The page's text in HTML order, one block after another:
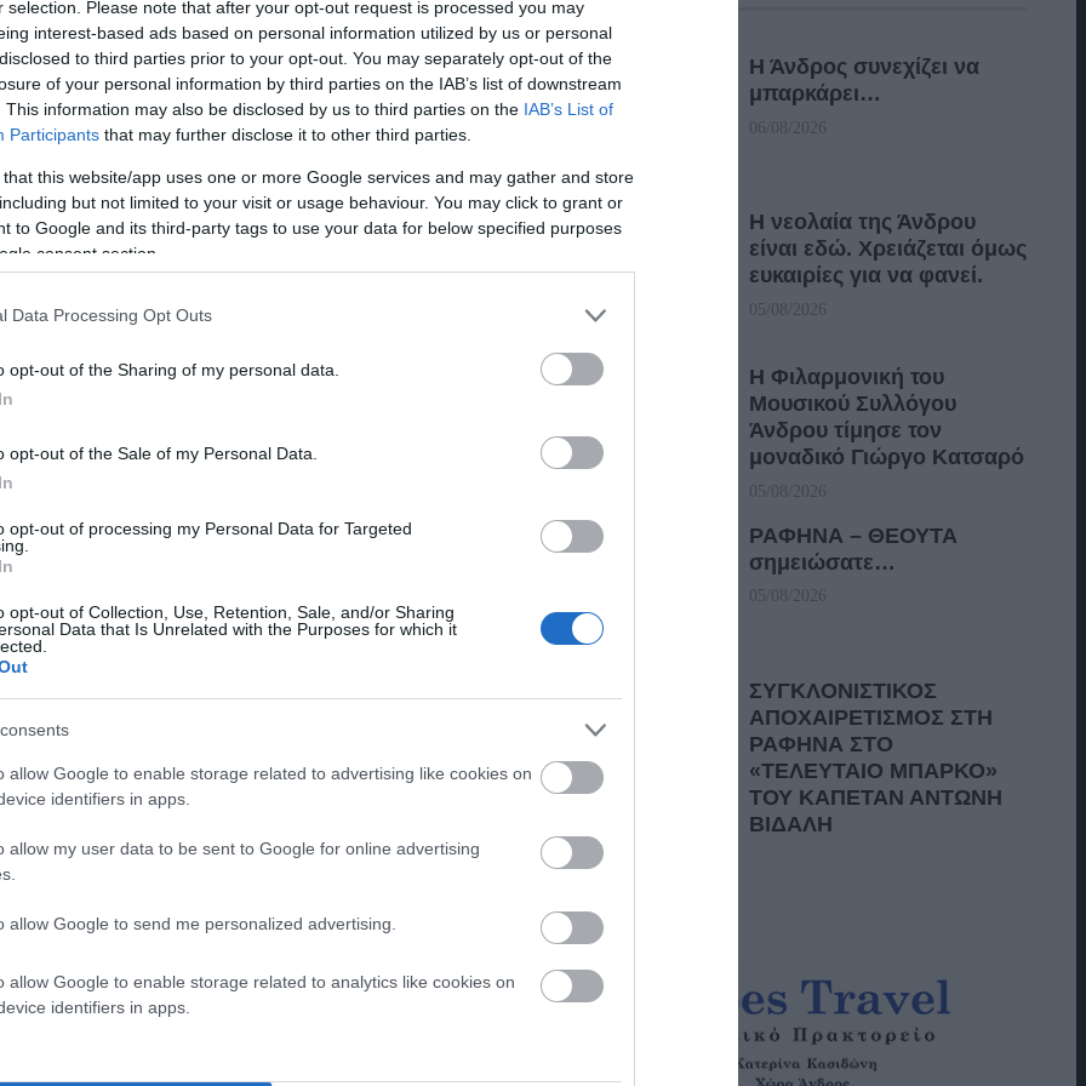
selection. Please note that after your opt-out request is processed you may
interest-based ads based on personal information utilized by us or personal
to third parties prior to your opt-out. You may separately opt-out of the
of your personal information by third parties on the IAB’s list of downstream
This information may also be disclosed by us to third parties on the IAB’s List of
Participants that may further disclose it to other third parties.
that this website/app uses one or more Google services and may gather and store
but not limited to your visit or usage behaviour. You may click to grant or
to Google and its third-party tags to use your data for below specified purposes
consent section.
Data Processing Opt Outs
opt-out of the Sharing of my personal data.
opt-out of the Sale of my Personal Data.
opt-out of processing my Personal Data for Targeted
opt-out of Collection, Use, Retention, Sale, and/or Sharing
Data that Is Unrelated with the Purposes for which it
allow Google to enable storage related to advertising like cookies on
identifiers in apps.
allow my user data to be sent to Google for online advertising
allow Google to send me personalized advertising.
allow Google to enable storage related to analytics like cookies on
identifiers in apps.
των ημερών
των ζημιών της χιονοθύελλας.
διακοπές στο εργοστάσιο της Άνδρου, που αυτές
ίσως και να έχει τις δυνατότητες. Η γραμμή από
Μοιάζει λογικό αντί να παίρνουμε όλοι
να βγάζει μια ανακοίνωση και να την στέλνει
γιατί έκει το χιόνι έσπασε κάποια από αυτά
αυτή ανακοίνωση «βγήκε» στοf/bκαι την
(10/1).
του Δήμου με τους πολίτες. Η
όπως προεκλογικά
πρέπει να μάθετε πως δήμαρχος και
τους ή τους φίλους τους, ΑΛΛΑ ΟΛΗ την Άνδρο.
για σοβαρά ζητήματα της αρμοδιότητας τους
αυτούς που τους ψηφίσαμε και σε αυτούς που δεν
ψηφοφόρους τους.
πρέπει να στέλνουν τις ανακοινώσεις τους και στα
και τηλεφωνικά αν η ανακοίνωση τους
να μην φτάσει.
τα ΜΜΕ με την παράταξη ή τους φίλους
Η Άνδρος συνεχίζει να
μπαρκάρει…
06/08/2026
Η νεολαία της Άνδρου
είναι εδώ. Χρειάζεται όμως
ευκαιρίες για να φανεί.
05/08/2026
Η Φιλαρμονική του
Μουσικού Συλλόγου
Άνδρου τίμησε τον
μοναδικό Γιώργο Κατσαρό
05/08/2026
ΡΑΦΗΝΑ – ΘΕΟΥΤΑ
σημειώσατε…
05/08/2026
ΣΥΓΚΛΟΝΙΣΤΙΚΟΣ
ΑΠΟΧΑΙΡΕΤΙΣΜΟΣ ΣΤΗ
ΡΑΦΗΝΑ ΣΤΟ
«ΤΕΛΕΥΤΑΙΟ ΜΠΑΡΚΟ»
ΤΟΥ ΚΑΠΕΤΑΝ ΑΝΤΩΝΗ
ΒΙΔΑΛΗ
05/08/2026